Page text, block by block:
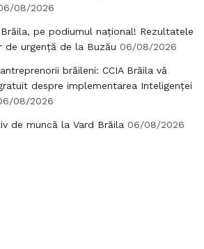
08/2026
pe podiumul național! Rezultatele
de urgență de la Buzău 06/08/2026
brăileni: CCIA Brăila vă
despre implementarea Inteligenței
08/2026
de muncă la Vard Brăila 06/08/2026